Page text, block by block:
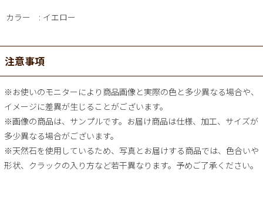
カラー イエロー
注意事項
※お使いのモニターにより商品画像と実際の色と多少異なる場合や、
イメージに差異が生じることがございます。
※画像の商品は、サンプルです。お届け商品は仕様、加工、サイズが
多少異なる場合がございます。
※天然石を使用しているため、写真とお届けする商品では、色合いや
形状、クラックの入り方など若干異なります。予めご了承ください。